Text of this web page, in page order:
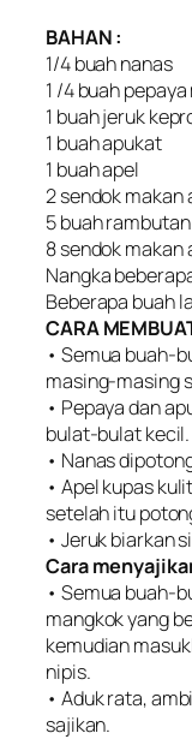
BAHAN :
1/4 buah nanas
1 /4 buah
1 buah jeruk
1 buah apukat
1 buah apel
2 sendok makan
5 buah rambutan
8 sendok makan
Nangka
Beberapa buah
CARA
• Semua buah-
masing-masing
• Pepaya dan
bulat-bulat kecil.
• Nanas
• Apel kupas
setelah itu
• Jeruk biarkan
Cara
• Semua buah-
mangkok yang
kemudian
nipis.
• Aduk rata,
sajikan.